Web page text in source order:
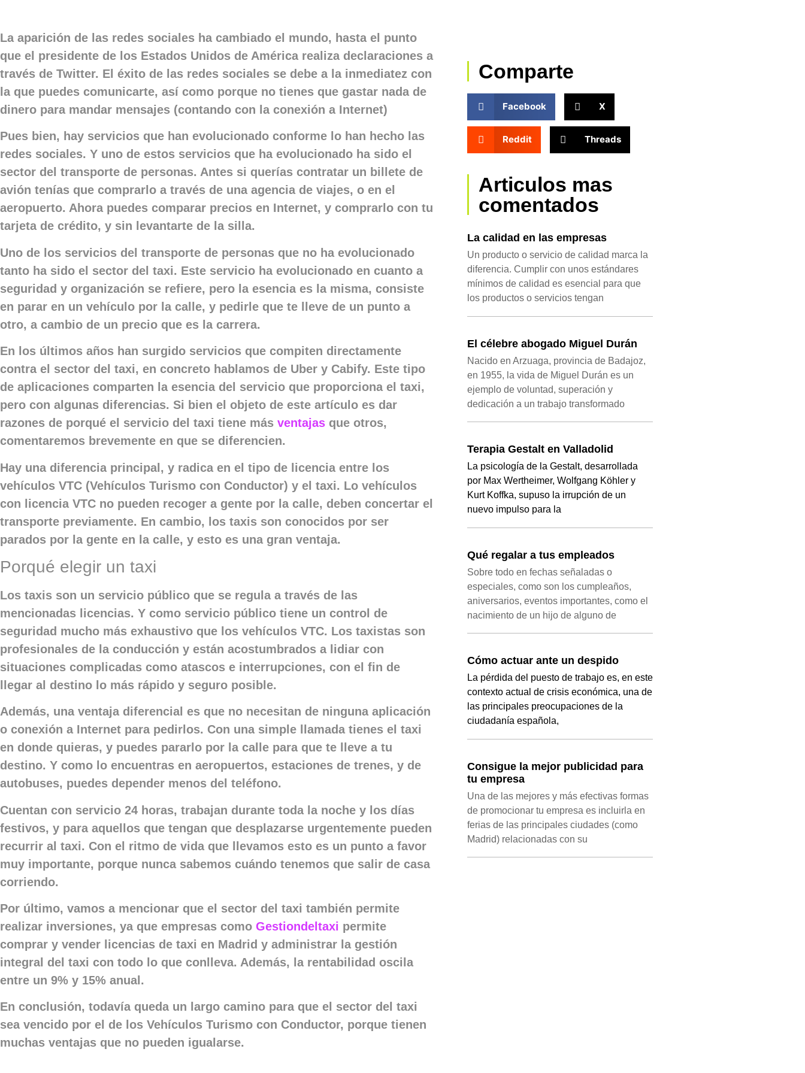
La aparición de las redes sociales ha cambiado el mundo, hasta el punto
que el presidente de los Estados Unidos de América realiza declaraciones a
través de Twitter. El éxito de las redes sociales se debe a la inmediatez con
la que puedes comunicarte, así como porque no tienes que gastar nada de
dinero para mandar mensajes (contando con la conexión a Internet)
Pues bien, hay servicios que han evolucionado conforme lo han hecho las
redes sociales. Y uno de estos servicios que ha evolucionado ha sido el
sector del transporte de personas. Antes si querías contratar un billete de
avión tenías que comprarlo a través de una agencia de viajes, o en el
aeropuerto. Ahora puedes comparar precios en Internet, y comprarlo con tu
tarjeta de crédito, y sin levantarte de la silla.
Uno de los servicios del transporte de personas que no ha evolucionado
tanto ha sido el sector del taxi. Este servicio ha evolucionado en cuanto a
seguridad y organización se refiere, pero la esencia es la misma, consiste
en parar en un vehículo por la calle, y pedirle que te lleve de un punto a
otro, a cambio de un precio que es la carrera.
En los últimos años han surgido servicios que compiten directamente
contra el sector del taxi, en concreto hablamos de Uber y Cabify. Este tipo
de aplicaciones comparten la esencia del servicio que proporciona el taxi,
pero con algunas diferencias. Si bien el objeto de este artículo es dar
razones de porqué el servicio del taxi tiene más ventajas que otros,
comentaremos brevemente en que se diferencien.
Hay una diferencia principal, y radica en el tipo de licencia entre los
vehículos VTC (Vehículos Turismo con Conductor) y el taxi. Lo vehículos
con licencia VTC no pueden recoger a gente por la calle, deben concertar el
transporte previamente. En cambio, los taxis son conocidos por ser
parados por la gente en la calle, y esto es una gran ventaja.
Porqué elegir un taxi
Los taxis son un servicio público que se regula a través de las
mencionadas licencias. Y como servicio público tiene un control de
seguridad mucho más exhaustivo que los vehículos VTC. Los taxistas son
profesionales de la conducción y están acostumbrados a lidiar con
situaciones complicadas como atascos e interrupciones, con el fin de
llegar al destino lo más rápido y seguro posible.
Además, una ventaja diferencial es que no necesitan de ninguna aplicación
o conexión a Internet para pedirlos. Con una simple llamada tienes el taxi
en donde quieras, y puedes pararlo por la calle para que te lleve a tu
destino. Y como lo encuentras en aeropuertos, estaciones de trenes, y de
autobuses, puedes depender menos del teléfono.
Cuentan con servicio 24 horas, trabajan durante toda la noche y los días
festivos, y para aquellos que tengan que desplazarse urgentemente pueden
recurrir al taxi. Con el ritmo de vida que llevamos esto es un punto a favor
muy importante, porque nunca sabemos cuándo tenemos que salir de casa
corriendo.
Por último, vamos a mencionar que el sector del taxi también permite
realizar inversiones, ya que empresas como Gestiondeltaxi permite
comprar y vender licencias de taxi en Madrid y administrar la gestión
integral del taxi con todo lo que conlleva. Además, la rentabilidad oscila
entre un 9% y 15% anual.
En conclusión, todavía queda un largo camino para que el sector del taxi
sea vencido por el de los Vehículos Turismo con Conductor, porque tienen
muchas ventajas que no pueden igualarse.
Comparte
Facebook X
Reddit Threads
Articulos mas
comentados
La calidad en las empresas
Un producto o servicio de calidad marca la
diferencia. Cumplir con unos estándares
mínimos de calidad es esencial para que
los productos o servicios tengan
El célebre abogado Miguel Durán
Nacido en Arzuaga, provincia de Badajoz,
en 1955, la vida de Miguel Durán es un
ejemplo de voluntad, superación y
dedicación a un trabajo transformado
Terapia Gestalt en Valladolid
La psicología de la Gestalt, desarrollada
por Max Wertheimer, Wolfgang Köhler y
Kurt Koffka, supuso la irrupción de un
nuevo impulso para la
Qué regalar a tus empleados
Sobre todo en fechas señaladas o
especiales, como son los cumpleaños,
aniversarios, eventos importantes, como el
nacimiento de un hijo de alguno de
Cómo actuar ante un despido
La pérdida del puesto de trabajo es, en este
contexto actual de crisis económica, una de
las principales preocupaciones de la
ciudadanía española,
Consigue la mejor publicidad para
tu empresa
Una de las mejores y más efectivas formas
de promocionar tu empresa es incluirla en
ferias de las principales ciudades (como
Madrid) relacionadas con su